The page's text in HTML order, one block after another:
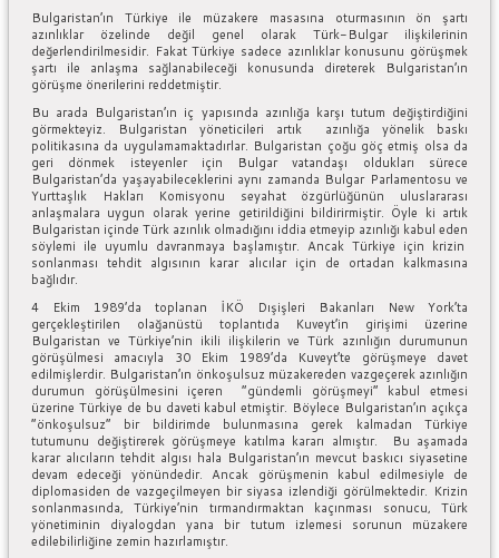
Bulgaristan’ın Türkiye ile müzakere masasına oturmasının ön şartı
azınlıklar özelinde değil genel olarak Türk-Bulgar ilişkilerinin
değerlendirilmesidir. Fakat Türkiye sadece azınlıklar konusunu görüşmek
şartı ile anlaşma sağlanabileceği konusunda direterek Bulgaristan’ın
görüşme önerilerini reddetmiştir.
Bu arada Bulgaristan’ın iç yapısında azınlığa karşı tutum değiştirdiğini
görmekteyiz. Bulgaristan yöneticileri artık azınlığa yönelik baskı
politikasına da uygulamamaktadırlar. Bulgaristan çoğu göç etmiş olsa da
geri dönmek isteyenler için Bulgar vatandaşı oldukları sürece
Bulgaristan’da yaşayabileceklerini aynı zamanda Bulgar Parlamentosu ve
Yurttaşlık Hakları Komisyonu seyahat özgürlüğünün uluslararası
anlaşmalara uygun olarak yerine getirildiğini bildirirmiştir. Öyle ki artık
Bulgaristan içinde Türk azınlık olmadığını iddia etmeyip azınlığı kabul eden
söylemi ile uyumlu davranmaya başlamıştır. Ancak Türkiye için krizin
sonlanması tehdit algısının karar alıcılar için de ortadan kalkmasına
bağlıdır.
4 Ekim 1989’da toplanan İKÖ Dışişleri Bakanları New York’ta
gerçekleştirilen olağanüstü toplantıda Kuveyt’in girişimi üzerine
Bulgaristan ve Türkiye’nin ikili ilişkilerin ve Türk azınlığın durumunun
görüşülmesi amacıyla 30 Ekim 1989’da Kuveyt’te görüşmeye davet
edilmişlerdir. Bulgaristan’ın önkoşulsuz müzakereden vazgeçerek azınlığın
durumun görüşülmesini içeren “gündemli görüşmeyi” kabul etmesi
üzerine Türkiye de bu daveti kabul etmiştir. Böylece Bulgaristan’ın açıkça
“önkoşulsuz” bir bildirimde bulunmasına gerek kalmadan Türkiye
tutumunu değiştirerek görüşmeye katılma kararı almıştır. Bu aşamada
karar alıcıların tehdit algısı hala Bulgaristan’ın mevcut baskıcı siyasetine
devam edeceği yönündedir. Ancak görüşmenin kabul edilmesiyle de
diplomasiden de vazgeçilmeyen bir siyasa izlendiği görülmektedir. Krizin
sonlanmasında, Türkiye’nin tırmandırmaktan kaçınması sonucu, Türk
yönetiminin diyalogdan yana bir tutum izlemesi sorunun müzakere
edilebilirliğine zemin hazırlamıştır.